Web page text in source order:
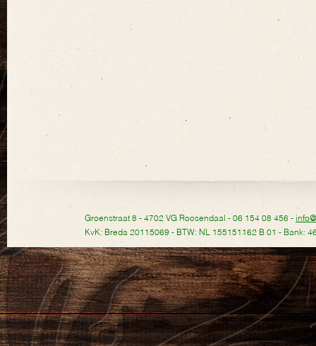
Groenstraat 8 - 4702 VG Roosendaal - 06 154 08 456 -
KvK: Breda 20115069 - BTW: NL 155151162 B 01 - Bank: